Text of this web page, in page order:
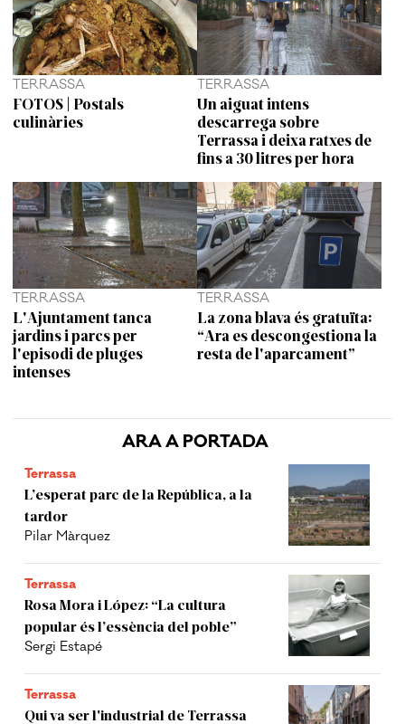
ARA A PORTADA
Terrassa
L’esperat parc de la República, a la
tardor
Pilar Màrquez
Terrassa
Rosa Mora i López: “La cultura
popular és l’essència del poble”
Sergi Estapé
Terrassa
Qui va ser l'industrial de Terrassa
TERRASSA
FOTOS | Postals
culinàries
TERRASSA
Un aiguat intens
descarrega sobre
Terrassa i deixa ratxes de
fins a 30 litres per hora
TERRASSA
L'Ajuntament tanca
jardins i parcs per
l'episodi de pluges
intenses
TERRASSA
La zona blava és gratuïta:
“Ara es descongestiona la
resta de l'aparcament”